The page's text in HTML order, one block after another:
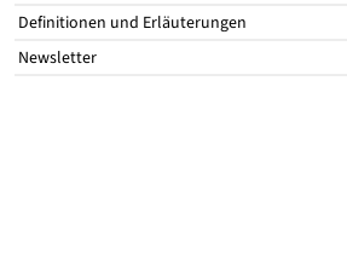
Definitionen und Erläuterungen
Newsletter